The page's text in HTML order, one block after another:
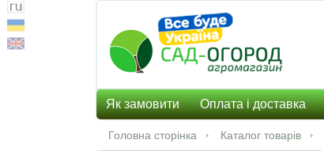
Як замовити Оплата і доставка
Головна сторінка Каталог товарів